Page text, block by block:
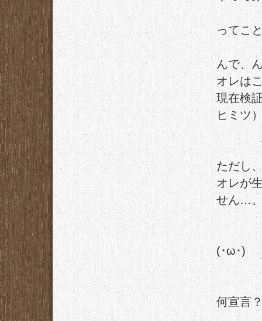
ってこ
んで、
オレは
現在検
ヒミツ
ただし
オレが
せん…
(･ω･)ゞ
何宣言